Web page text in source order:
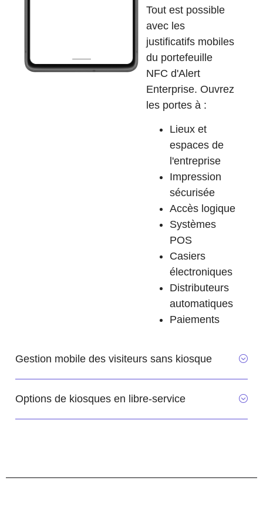
Tout est possible
avec les
justificatifs mobiles
du portefeuille
NFC d'Alert
Enterprise. Ouvrez
les portes à :
Lieux et
espaces de
l'entreprise
Impression
sécurisée
Accès logique
Systèmes
POS
Casiers
électroniques
Distributeurs
automatiques
Paiements
Gestion mobile des visiteurs sans kiosque
Options de kiosques en libre-service